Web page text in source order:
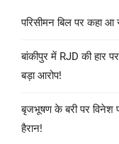
परिसीमन बिल पर कहा
बांकीपुर में RJD की हार
बड़ा आरोप!
बृजभूषण के बरी पर विनेश
हैरान!